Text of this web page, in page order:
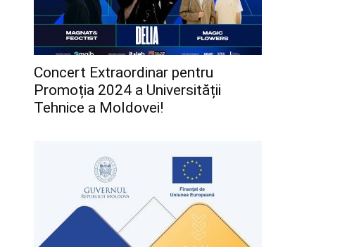
Concert Extraordinar pentru
Promoția 2024 a Universității
Tehnice a Moldovei!